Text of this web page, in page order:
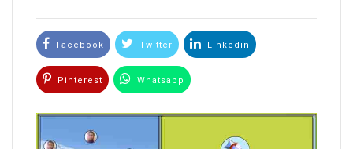
Facebook Twitter Linkedin
Pinterest Whatsapp